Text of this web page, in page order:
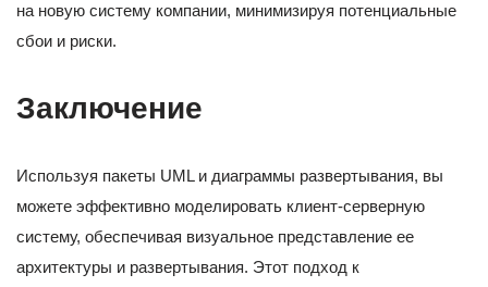
на новую систему компании, минимизируя потенциальные
сбои и риски.
Заключение
Используя пакеты UML и диаграммы развертывания, вы
можете эффективно моделировать клиент-серверную
систему, обеспечивая визуальное представление ее
архитектуры и развертывания. Этот подход к